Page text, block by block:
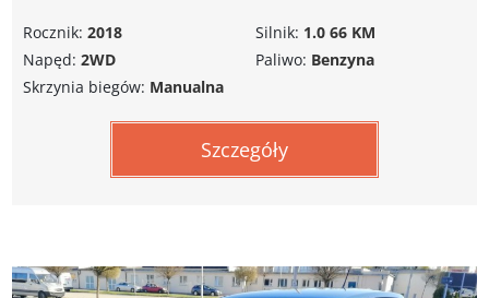
Rocznik: 2018
Napęd: 2WD
Silnik: 1.0 66 KM
Paliwo: Benzyna
Skrzynia biegów: Manualna
Szczegóły